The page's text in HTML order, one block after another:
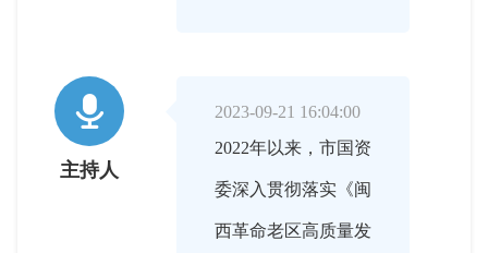

主持人
2023-09-21 16:04:00
2022年以来，市国资
委深入贯彻落实《闽
西革命老区高质量发